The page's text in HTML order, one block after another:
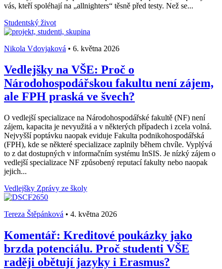
vás, kteří spoléhají na „allnighters“ těsně před testy. Než se...
Studentský život
Nikola Vdovjaková • 6. května 2026
Vedlejšky na VŠE: Proč o
Národohospodářskou fakultu není zájem,
ale FPH praská ve švech?
O vedlejší specializace na Národohospodářské fakultě (NF) není
zájem, kapacita je nevyužitá a v některých případech i zcela volná.
Nejvyšší poptávku naopak eviduje Fakulta podnikohospodářská
(FPH), kde se některé specializace zaplnily během chvíle. Vyplývá
to z dat dostupných v informačním systému InSIS. Je nízký zájem o
vedlejší specializace NF způsobený reputací fakulty nebo naopak
jejich...
Vedlejšky Zprávy ze školy
Tereza Štěpánková • 4. května 2026
Komentář: Kreditové poukázky jako
brzda potenciálu. Proč studenti VŠE
raději obětují jazyky i Erasmus?